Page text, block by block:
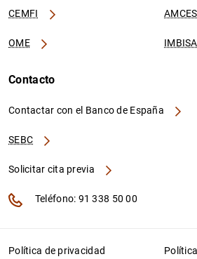
CEMFI
OME IMBISA
Contacto
Contactar con el Banco de España
SEBC
Solicitar cita previa
Teléfono: 91 338 50 00
Política de privacidad